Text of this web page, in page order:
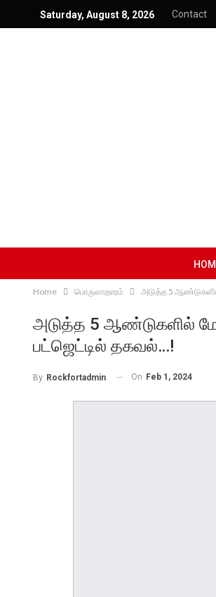
Saturday, August 8, 2026 Contact
Home பொருளாதாரம் அடுத்த 5
அடுத்த 5 ஆண்டுகளில்
பட்ஜெட்டில் தகவல்…!
By Rockfortadmin On Feb 1, 2024